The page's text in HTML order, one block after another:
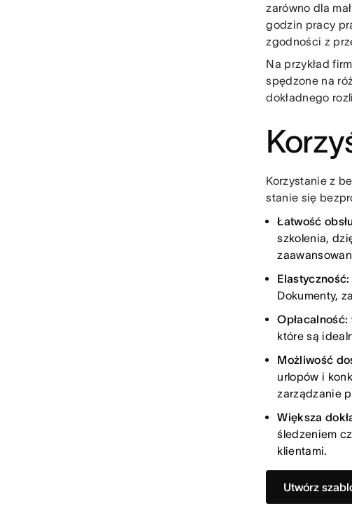
zarówno dla
godzin pracy
zgodności z
Na przykład
spędzone na
dokładnego
Korzystanie z
stanie się
Łatwość
szkolenia,
Elastyczność:
Dokumenty,
Opłacalność:
które są
Możliwość
urlopów i
zarządzanie
Większa
śledzeniem
klientami.
Utwórz